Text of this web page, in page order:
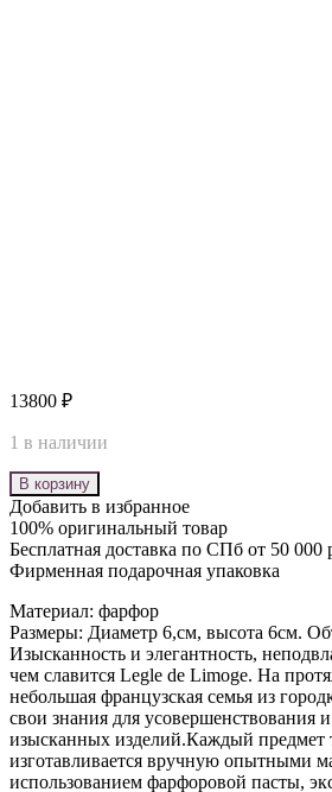
13800 ₽
1 в наличии
В корзину
Добавить в избранное
100% оригинальный товар
Бесплатная доставка по СПб от 50 000
Фирменная подарочная упаковка
Материал: фарфор
Размеры: Диаметр 6,см, высота 6см.
Изысканность и элегантность,
чем славится Legle de Limoge. На
небольшая французская семья из
свои знания для усовершенствования
изысканных изделий.Каждый предмет
изготавливается вручную опытными
использованием фарфоровой пасты,